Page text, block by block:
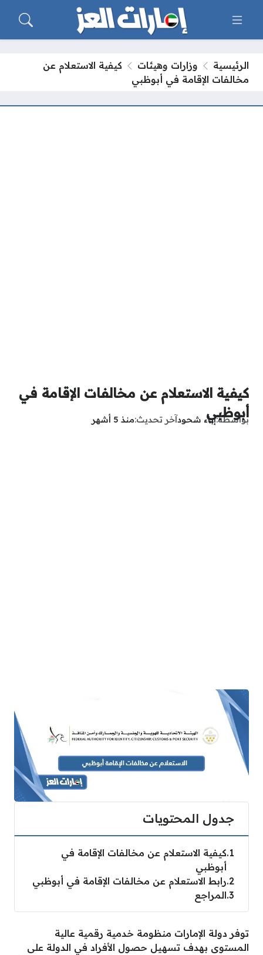
الرئيسية وزارات وهيئات
كيفية الاستعلام عن
مخالفات الإقامة في أبوظبي
كيفية الاستعلام عن مخالفات الإقامة في
أبوظبي
بواسطةإباء شحودآخر تحديث منذ 5 أشهر
جدول المحتويات
1 كيفية الاستعلام عن مخالفات الإقامة في
أبوظبي
2 رابط الاستعلام عن مخالفات الإقامة في أبوظبي
3 المراجع
توفر دولة الإمارات منظومة خدمية رقمية عالية
المستوى بهدف تسهيل حصول الأفراد في الدولة على